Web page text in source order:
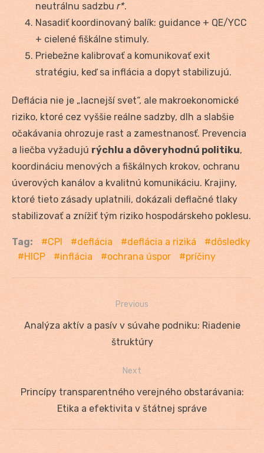
neutrálnu sadzbu r*.
Nasadiť koordinovaný balík: guidance + QE/YCC
+ cielené fiškálne stimuly.
Priebežne kalibrovať a komunikovať exit
stratégiu, keď sa inflácia a dopyt stabilizujú.
Deflácia nie je „lacnejší svet“, ale makroekonomické
riziko, ktoré cez vyššie reálne sadzby, dlh a slabšie
očakávania ohrozuje rast a zamestnanosť. Prevencia
a liečba vyžadujú rýchlu a dôveryhodnú politiku,
koordináciu menových a fiškálnych krokov, ochranu
úverových kanálov a kvalitnú komunikáciu. Krajiny,
ktoré tieto zásady uplatnili, dokázali deflačné tlaky
stabilizovať a znížiť tým riziko hospodárskeho poklesu.
Tag: CPI deflácia deflácia a riziká
dôsledky
HICP
inflácia ochrana úspor príčiny
Navigácia
Previous
Previous
Analýza aktív a pasív v súvahe podniku: Riadenie
štruktúry
Next
Next
Princípy transparentného verejného obstarávania:
Etika a efektivita v štátnej správe